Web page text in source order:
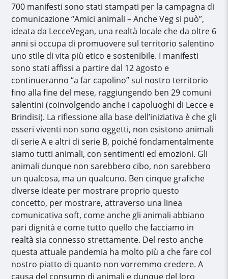
700 manifesti sono stati stampati per la campagna di
comunicazione “Amici animali – Anche Veg si può”,
ideata da LecceVegan, una realtà locale che da oltre 6
anni si occupa di promuovere sul territorio salentino
uno stile di vita più etico e sostenibile. I manifesti
sono stati affissi a partire dal 12 agosto e
continueranno “a far capolino” sul nostro territorio
fino alla fine del mese, raggiungendo ben 29 comuni
salentini (coinvolgendo anche i capoluoghi di Lecce e
Brindisi). La riflessione alla base dell’iniziativa è che gli
esseri viventi non sono oggetti, non esistono animali
di serie A e altri di serie B, poiché fondamentalmente
siamo tutti animali, con sentimenti ed emozioni. Gli
animali dunque non sarebbero cibo, non sarebbero
un qualcosa, ma un qualcuno. Ben cinque grafiche
diverse ideate per mostrare proprio questo
concetto, per mostrare, attraverso una linea
comunicativa soft, come anche gli animali abbiano
pari dignità e come tutto quello che facciamo in
realtà sia connesso strettamente. Del resto anche
questa attuale pandemia ha molto più a che fare col
nostro piatto di quanto non vorremmo credere. A
causa del consumo di animali e dunque del loro